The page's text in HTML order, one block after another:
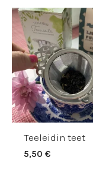
Teeleidin teet
5,50€